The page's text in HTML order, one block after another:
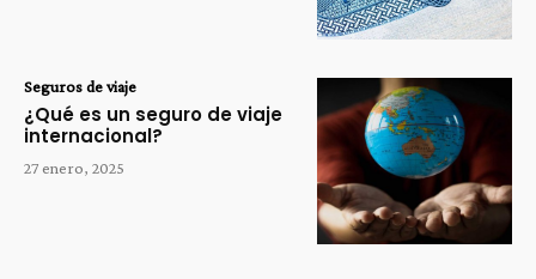
Seguros de viaje
¿Qué es un seguro de viaje
internacional?
27 enero, 2025